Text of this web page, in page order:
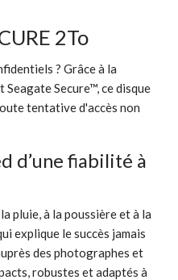
2To
? Grâce à la
Secure™, ce disque
tentative d'accès non
d’une fiabilité à
pluie, à la poussière et à la
explique le succès jamais
des photographes et
robustes et adaptés à